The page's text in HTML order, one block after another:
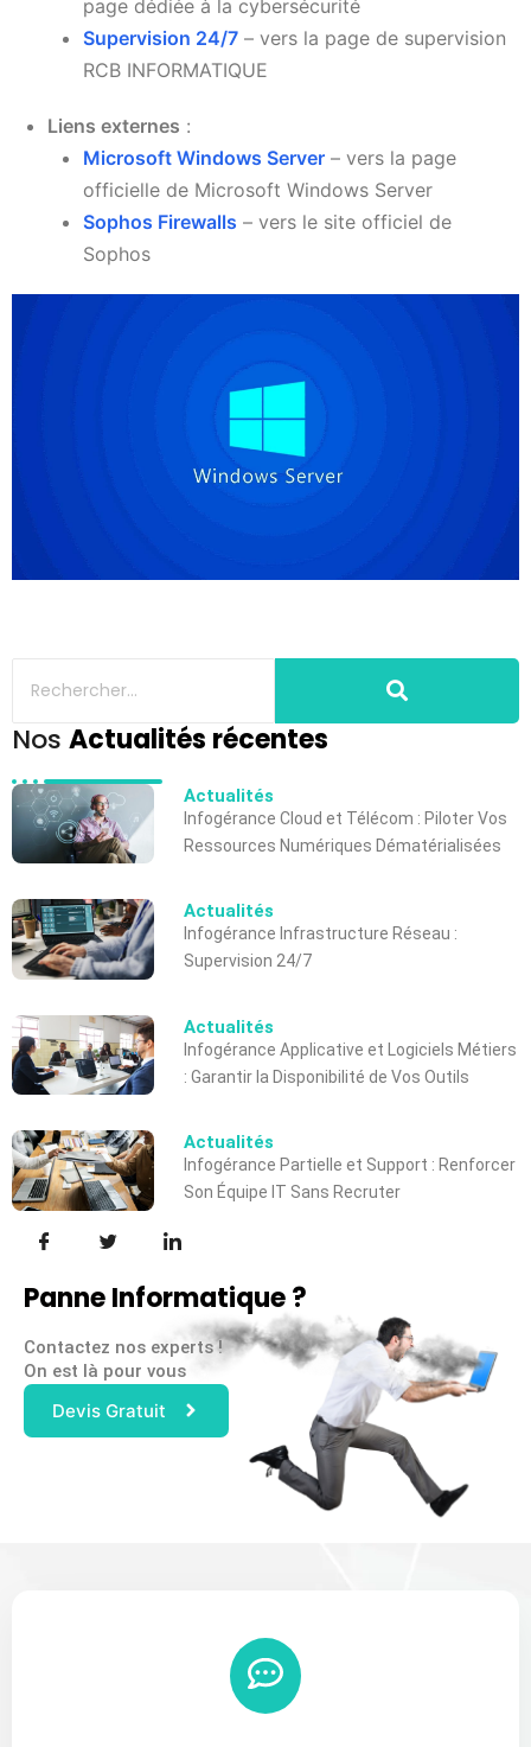
page dédiée à la cybersécurité
Supervision 24/7 – vers la page de supervision
RCB INFORMATIQUE
Liens externes :
Microsoft Windows Server – vers la page
officielle de Microsoft Windows Server
Sophos Firewalls – vers le site officiel de
Sophos
Nos Actualités récentes
Actualités
Infogérance Cloud et Télécom : Piloter Vos
Ressources Numériques Dématérialisées
Actualités
Infogérance Infrastructure Réseau :
Supervision 24/7
Actualités
Infogérance Applicative et Logiciels Métiers
: Garantir la Disponibilité de Vos Outils
Actualités
Infogérance Partielle et Support : Renforcer
Son Équipe IT Sans Recruter
Panne Informatique ?
Contactez nos experts !
On est là pour vous
Devis Gratuit